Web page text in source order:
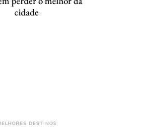
cidade
DESTINOS